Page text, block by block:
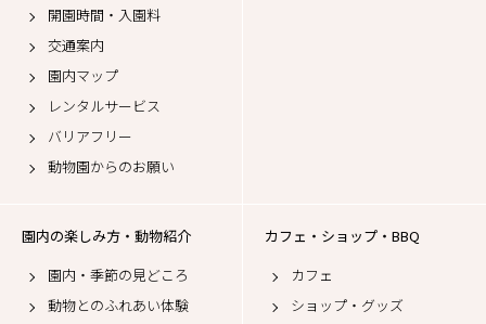
開園時間・入園料
交通案内
園内マップ
レンタルサービス
バリアフリー
動物園からのお願い
園内の楽しみ方・動物紹介
園内・季節の見どころ
動物とのふれあい体験
カフェ・ショップ・BBQ
カフェ
ショップ・グッズ